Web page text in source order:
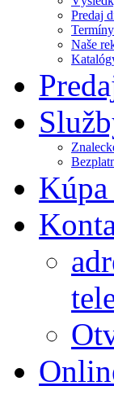
Predaj
Naše
Kúpa